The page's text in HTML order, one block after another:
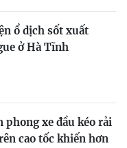
ổ dịch sốt xuất
ở Hà Tĩnh
phong xe đầu kéo rải
cao tốc khiến hơn